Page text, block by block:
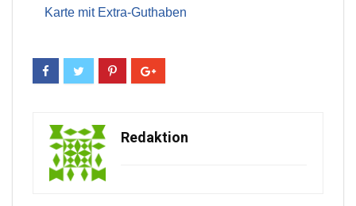
Karte mit Extra-Guthaben
Redaktion